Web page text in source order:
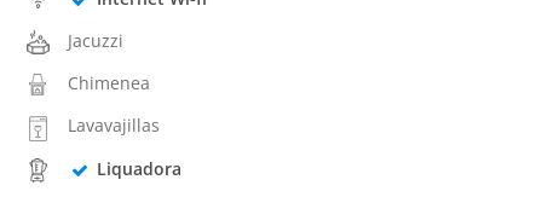
Jacuzzi
Chimenea
Lavavajillas
Liquadora